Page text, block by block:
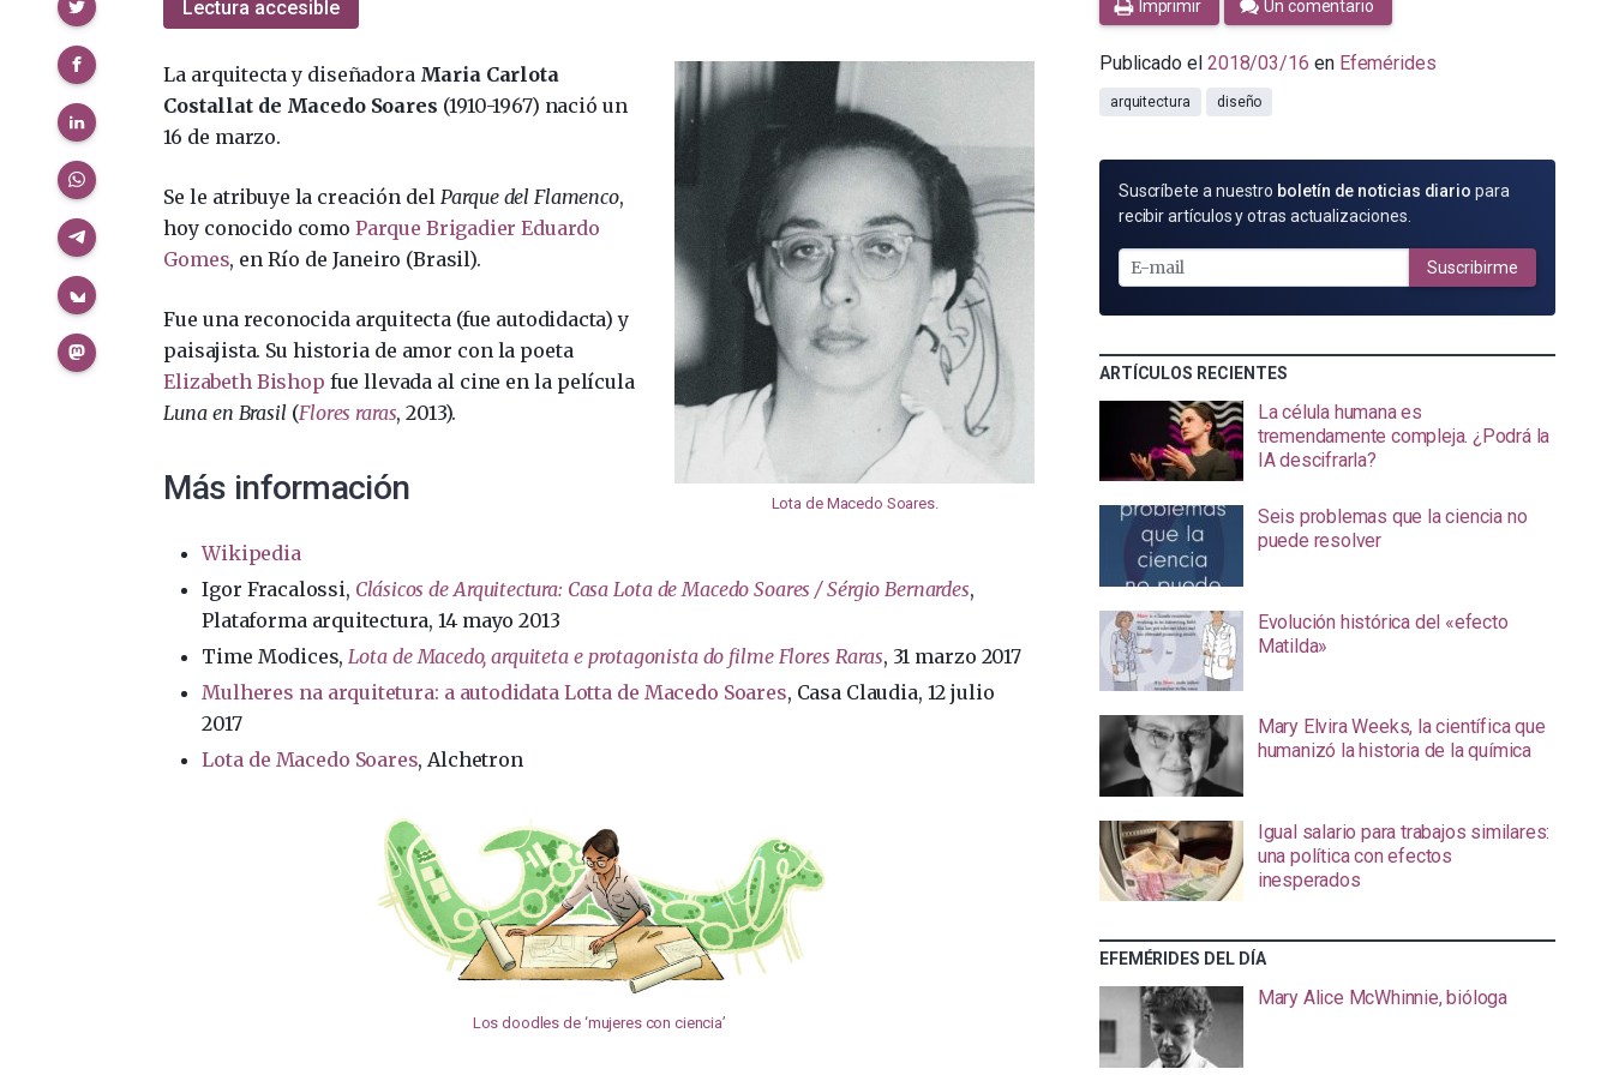
Lectura accesible
Lota de Macedo Soares.
La arquitecta y diseñadora Maria Carlota
Costallat de Macedo Soares (1910-1967) nació un
16 de marzo.
Se le atribuye la creación del Parque del Flamenco,
hoy conocido como Parque Brigadier Eduardo
Gomes, en Río de Janeiro (Brasil).
Fue una reconocida arquitecta (fue autodidacta) y
paisajista. Su historia de amor con la poeta
Elizabeth Bishop fue llevada al cine en la película
Luna en Brasil (Flores raras, 2013).
Más información
Wikipedia
Igor Fracalossi, Clásicos de Arquitectura: Casa Lota de Macedo Soares / Sérgio Bernardes,
Plataforma arquitectura, 14 mayo 2013
Time Modices, Lota de Macedo, arquiteta e protagonista do filme Flores Raras, 31 marzo 2017
Mulheres na arquitetura: a autodidata Lotta de Macedo Soares, Casa Claudia, 12 julio
2017
Lota de Macedo Soares, Alchetron
Los doodles de ‘mujeres con ciencia’
Imprimir Un comentario
Publicado el 2018/03/16 en Efemérides
arquitectura diseño
SUSCRÍBETE
POR
MAIL
Suscríbete a nuestro boletín de noticias diario para
recibir artículos y otras actualizaciones.
Suscribirme
ARTÍCULOS RECIENTES
La célula humana es
tremendamente compleja. ¿Podrá la
IA descifrarla?
Seis problemas que la ciencia no
puede resolver
Evolución histórica del «efecto
Matilda»
Mary Elvira Weeks, la científica que
humanizó la historia de la química
Igual salario para trabajos similares:
una política con efectos
inesperados
EFEMÉRIDES DEL DÍA
Mary Alice McWhinnie, bióloga